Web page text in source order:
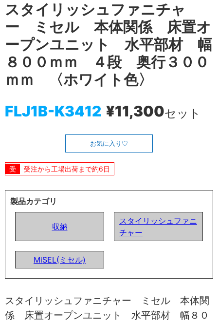
スタイリッシュファニチャ
ー ミセル 本体関係 床置オ
ープンユニット 水平部材 幅
８００ｍｍ ４段 奥行３００
ｍｍ 〈ホワイト色〉
FLJ1B-K3412 ¥11,300セット
お気に入り
受注から工場出荷まで約6日
製品カテゴリ
収納
スタイリッシュファニ
チャー
MiSEL(ミセル)
スタイリッシュファニチャー ミセル 本体関
係 床置オープンユニット 水平部材 幅８０